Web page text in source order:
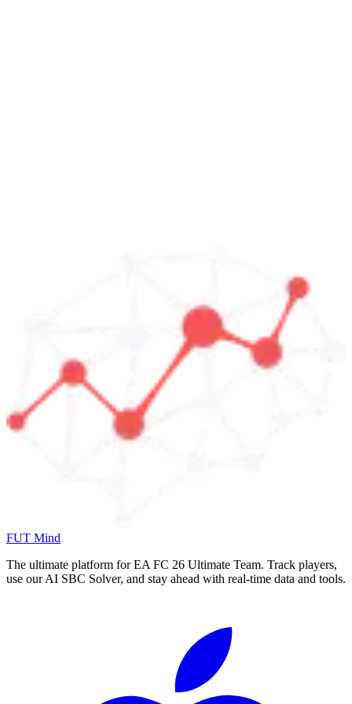
FUT Mind
The ultimate platform for EA FC 26 Ultimate Team. Track players,
use our AI SBC Solver, and stay ahead with real-time data and tools.